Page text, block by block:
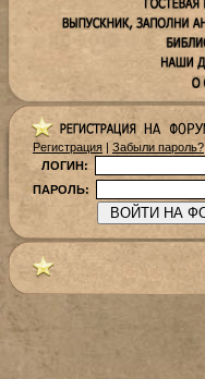
Регистрация | Забыли пароль?
ЛОГИН:
ПАРОЛЬ: